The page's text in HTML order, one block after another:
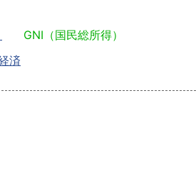
GNI（国民総所得）
済